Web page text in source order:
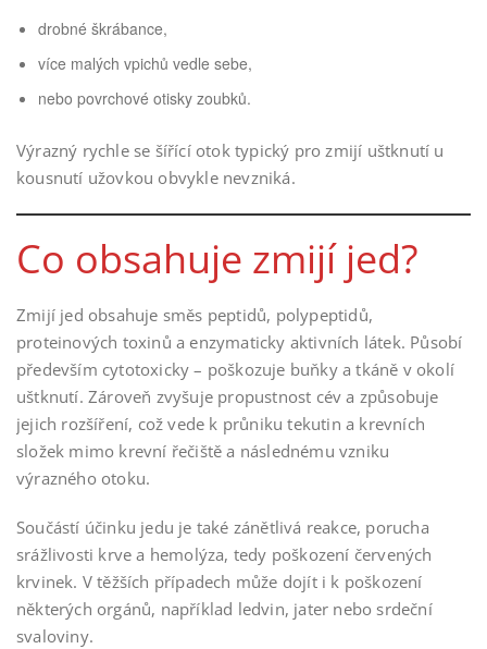
drobné škrábance,
více malých vpichů vedle sebe,
nebo povrchové otisky zoubků.
Výrazný rychle se šířící otok typický pro zmijí uštknutí u
kousnutí užovkou obvykle nevzniká.
Co obsahuje zmijí jed?
Zmijí jed obsahuje směs peptidů, polypeptidů,
proteinových toxinů a enzymaticky aktivních látek. Působí
především cytotoxicky – poškozuje buňky a tkáně v okolí
uštknutí. Zároveň zvyšuje propustnost cév a způsobuje
jejich rozšíření, což vede k průniku tekutin a krevních
složek mimo krevní řečiště a následnému vzniku
výrazného otoku.
Součástí účinku jedu je také zánětlivá reakce, porucha
srážlivosti krve a hemolýza, tedy poškození červených
krvinek. V těžších případech může dojít i k poškození
některých orgánů, například ledvin, jater nebo srdeční
svaloviny.